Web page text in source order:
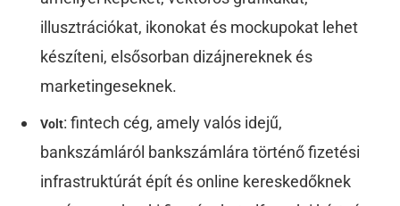
illusztrációkat, ikonokat és mockupokat lehet
készíteni, elsősorban dizájnereknek és
marketingeseknek.
Volt: fintech cég, amely valós idejű,
bankszámláról bankszámlára történő fizetési
infrastruktúrát épít és online kereskedőknek